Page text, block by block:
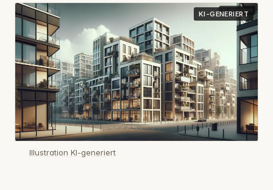
KI-GENERIERT
Illustration KI-generiert